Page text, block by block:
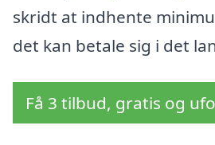
skridt at indhente
det kan betale sig i det
Få 3 tilbud, gratis og